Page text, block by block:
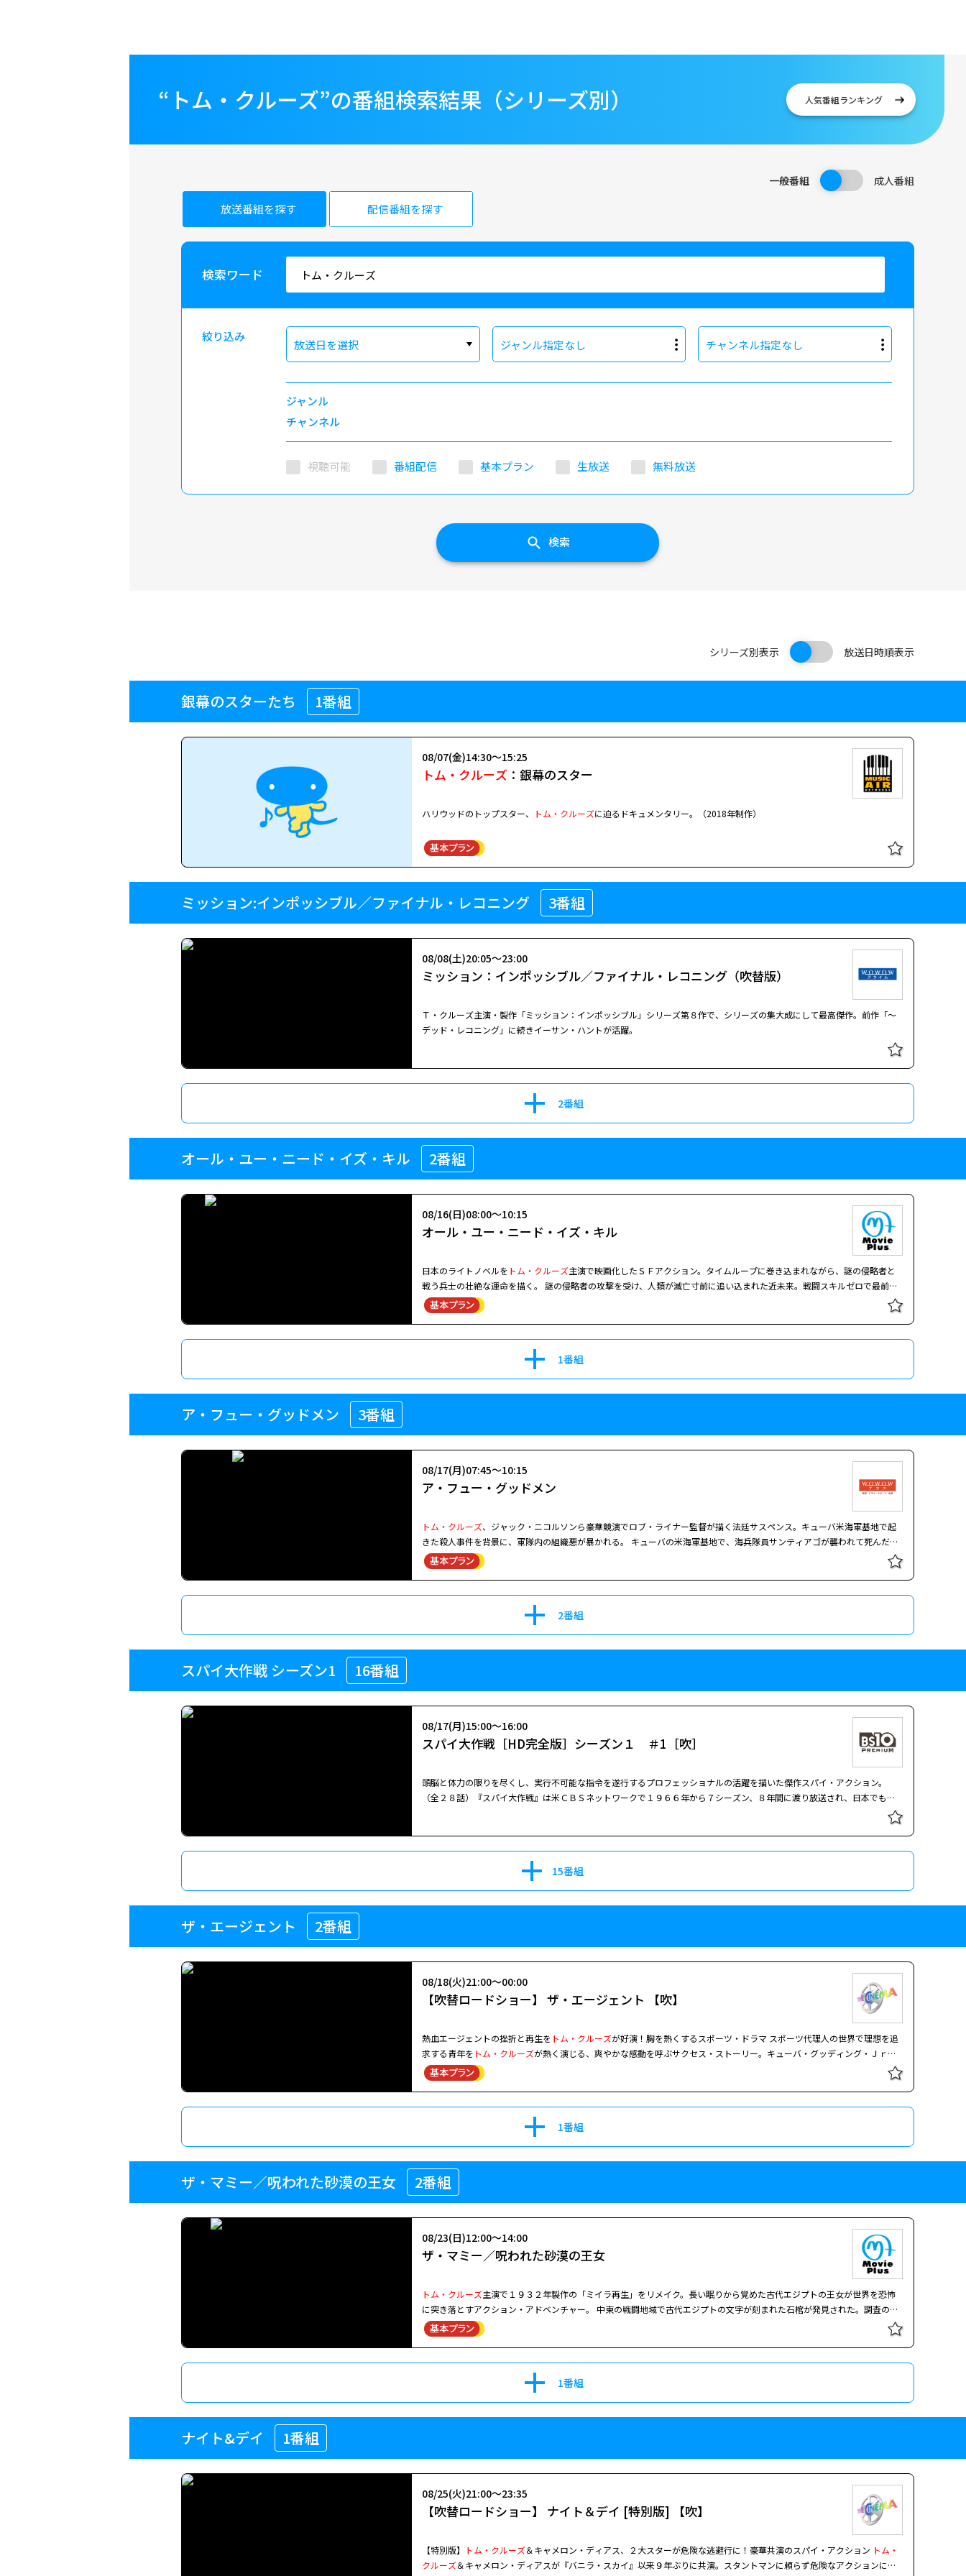
“トム・クルーズ”の番組検索結果（シリーズ別） 人気番組ランキング
一般番組 成人番組
放送番組を探す 配信番組を探す
検索ワード
絞り込み
放送日を選択 ジャンル指定なし チャンネル指定なし
ジャンル
チャンネル
視聴可能 番組配信 基本プラン 生放送 無料放送
検索
シリーズ別表示 放送日時順表示
銀幕のスターたち 1番組
トム・クルーズ ：銀幕のスター
08/07(金)14:30～15:25
ハリウッドのトップスター、 トム・クルーズに迫るドキュメンタリー。（2018年制作）
ミッション:インポッシブル／ファイナル・レコニング 3番組
ミッション：インポッシブル／ファイナル・レコニング（吹替版）
08/08(土)20:05～23:00
Ｔ・クルーズ主演・製作「ミッション：インポッシブル」シリーズ第８作で、シリーズの集大成にして最高傑作。前作「～
デッド・レコニング」に続きイーサン・ハントが活躍。
2番組
オール・ユー・ニード・イズ・キル 2番組
オール・ユー・ニード・イズ・キル
08/16(日)08:00～10:15
日本のライトノベルを トム・クルーズ主演で映画化したＳＦアクション。タイムループに巻き込まれながら、謎の侵略者と
戦う兵士の壮絶な運命を描く。 謎の侵略者の攻撃を受け、人類が滅亡寸前に追い込まれた近未来。戦闘スキルゼロで最前線
に送り込まれたケイジ少佐は５分で戦死するが、気が付くと時は出撃前に戻っていた。そのときから、出撃しては戦死する
同じ日を無限に繰り返すケイジ。やがて彼は最強の女性兵士リタと出会い・・・。 監督：ダグ・ライマン 出演：
トム・クル
1番組
ア・フュー・グッドメン 3番組
ア・フュー・グッドメン
08/17(月)07:45～10:15
トム・クルーズ、ジャック・ニコルソンら豪華競演でロブ・ライナー監督が描く法廷サスペンス。キューバ米海軍基地で起
きた殺人事件を背景に、軍隊内の組織悪が暴かれる。 キューバの米海軍基地で、海兵隊員サンティアゴが襲われて死んだ。
犯人は同部隊のダウニー一等兵とドーソン兵長。ふたりは殺人罪で起訴されるが、事件の背景に規律を乱す者への暴力的制
裁“コードR”の存在を感じたギャロウェイ少佐は、被告の弁護を申し出る。しかし任命されたのは法廷経験のないキャフィ中
2番組
スパイ大作戦 シーズン1 16番組
スパイ大作戦［HD完全版］シーズン１ ＃1［吹］
08/17(月)15:00～16:00
頭脳と体力の限りを尽くし、実行不可能な指令を遂行するプロフェッショナルの活躍を描いた傑作スパイ・アクション。
（全２８話）『スパイ大作戦』は米ＣＢＳネットワークで１９６６年から７シーズン、８年間に渡り放送され、日本でも１
主演の『ミッション:インポッシブル』の元ネタで
あり、誰もが知る名テーマ曲とオープニング、個性的な俳優達の競演と優れた脚本からなる傑作シリーズ。エミー賞＆ゴー
15番組
ザ・エージェント 2番組
【吹替ロードショー】 ザ・エージェント 【吹】
08/18(火)21:00～00:00
熱血エージェントの挫折と再生を トム・クルーズが好演！胸を熱くするスポーツ・ドラマ スポーツ代理人の世界で理想を追
求する青年を トム・クルーズが熱く演じる、爽やかな感動を呼ぶサクセス・ストーリー。キューバ・グッディング・Ｊｒが
アカデミー賞助演男優賞を受賞。 有名スポーツ選手を多く抱えるスポーツ・エージェント会社で、敏腕代理人として働くジ
ェリー。ある日彼は、高額な年棒の獲得を最優先する会社のやり方に疑問を感じ、自分の理想を提案書としてまとめる。結
1番組
ザ・マミー／呪われた砂漠の王女 2番組
ザ・マミー／呪われた砂漠の王女
08/23(日)12:00～14:00
トム・クルーズ主演で１９３２年製作の「ミイラ再生」をリメイク。長い眠りから覚めた古代エジプトの王女が世界を恐怖
に突き落とすアクション・アドベンチャー。 中東の戦闘地域で古代エジプトの文字が刻まれた石棺が発見された。調査のた
め、米軍関係者のニックと考古学者のジェニーが石棺を英国へ運ぶ途中、輸送機が墜落。石棺は行方不明となってしまう。
やがて石棺の中から、全ての人間への憎悪を募らせた王女アマネットが蘇る！ 監督：アレックス・カーツマン 出演：
トム・
1番組
ナイト&デイ 1番組
【吹替ロードショー】 ナイト＆デイ [特別版] 【吹】
08/25(火)21:00～23:35
【特別版】 トム・クルーズ＆キャメロン・ディアス、２大スターが危険な逃避行に！豪華共演のスパイ・アクション トム・
クルーズ＆キャメロン・ディアスが『バニラ・スカイ』以来９年ぶりに共演。スタントマンに頼らず危険なアクションに挑